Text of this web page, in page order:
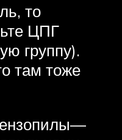
то
ЦПГ
группу).
там тоже